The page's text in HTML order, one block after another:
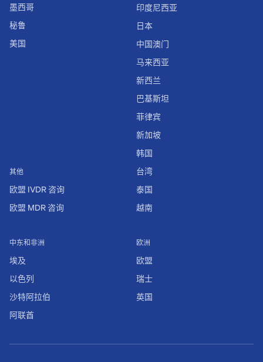
墨西哥
秘鲁
美国
其他
欧盟 IVDR 咨询
欧盟 MDR 咨询
欧洲
欧盟
瑞士
英国
中东和非洲
埃及
以色列
沙特阿拉伯
阿联酋
印度尼西亚
日本
中国澳门
马来西亚
新西兰
巴基斯坦
菲律宾
新加坡
韩国
台湾
泰国
越南